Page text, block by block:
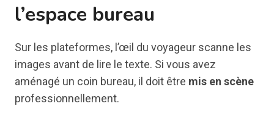
l’espace bureau
Sur les plateformes, l’œil du voyageur scanne les
images avant de lire le texte. Si vous avez
aménagé un coin bureau, il doit être mis en scène
professionnellement.